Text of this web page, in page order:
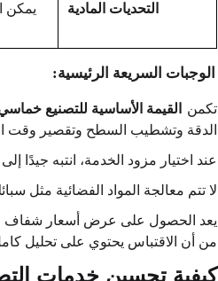
التحديات المادية
يمكن
الوجبات السريعة الرئيسية:
تكمن القيمة الأساسية للتصنيع
الدقة وتشطيب السطح وتقصير وقت
عند اختيار مزود الخدمة، انتبه جيدًا
لا تتم معالجة المواد الفضائية مثل
من أن الاقتباس يحتوي على تحليل